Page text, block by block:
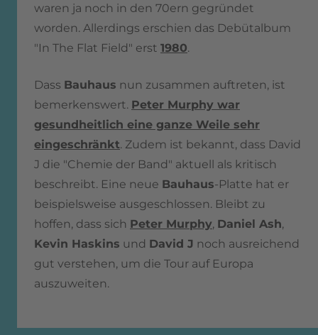
waren ja noch in den 70ern gegründet
worden. Allerdings erschien das Debütalbum
"In The Flat Field" erst 1980.
Dass Bauhaus nun zusammen auftreten, ist
bemerkenswert. Peter Murphy war
gesundheitlich eine ganze Weile sehr
eingeschränkt. Zudem ist bekannt, dass David
J die "Chemie der Band" aktuell als kritisch
beschreibt. Eine neue Bauhaus-Platte hat er
beispielsweise ausgeschlossen. Bleibt zu
hoffen, dass sich Peter Murphy, Daniel Ash,
Kevin Haskins und David J noch ausreichend
gut verstehen, um die Tour auf Europa
auszuweiten.